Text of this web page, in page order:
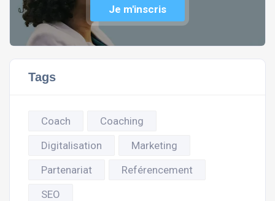
Je m'inscris
Tags
Coach
Coaching
Digitalisation
Marketing
Partenariat
Reférencement
SEO